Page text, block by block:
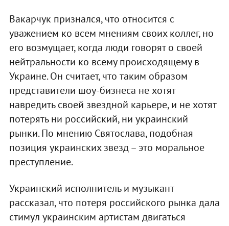
Вакарчук признался, что относится с
уважением ко всем мнениям своих коллег, но
его возмущает, когда люди говорят о своей
нейтральности ко всему происходящему в
Украине. Он считает, что таким образом
представители шоу-бизнеса не хотят
навредить своей звездной карьере, и не хотят
потерять ни российский, ни украинский
рынки. По мнению Святослава, подобная
позиция украинских звезд – это моральное
преступление.
Украинский исполнитель и музыкант
рассказал, что потеря российского рынка дала
стимул украинским артистам двигаться